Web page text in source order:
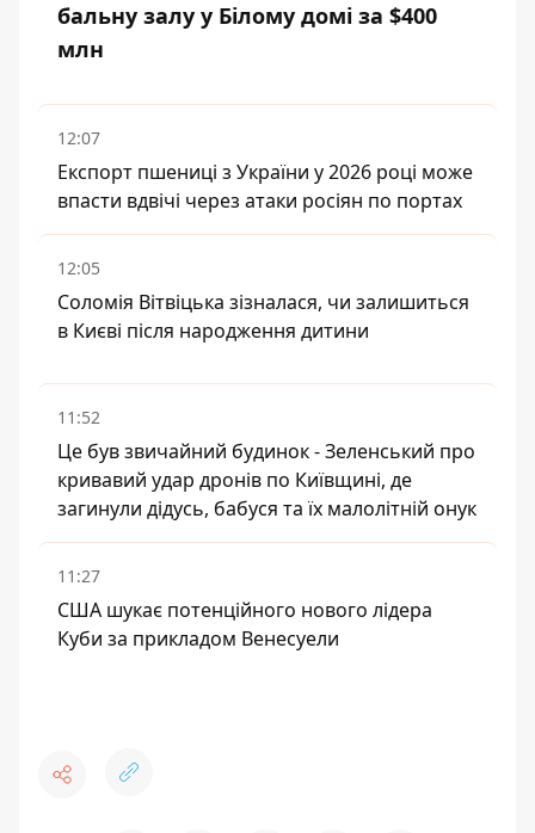
бальну залу у Білому домі за $400
млн
12:07
Експорт пшениці з України у 2026 році може
впасти вдвічі через атаки росіян по портах
12:05
Соломія Вітвіцька зізналася, чи залишиться
в Києві після народження дитини
11:52
Це був звичайний будинок - Зеленський про
кривавий удар дронів по Київщині, де
загинули дідусь, бабуся та їх малолітній онук
11:27
США шукає потенційного нового лідера
Куби за прикладом Венесуели